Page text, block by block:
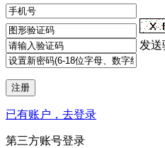
发送
已有账户，去登录
第三方账号登录